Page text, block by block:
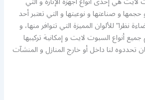
و صناعتها و نوعيتها و التي تعتبر أحد
نظرا” للألوان المميزة التي تتوافر منها، و
أنواع السبوت لايت و إمكانية تركيبها
تحددوه لنا داخل أو خارج المنازل و المنشآت